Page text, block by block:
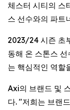
체스터 시티의 스
스 선수와의 파트
2023/24 시즌 초
동해 온 스톤스
는 핵심적인 역할
Axi의 브랜드 및
다. "저희는 브랜